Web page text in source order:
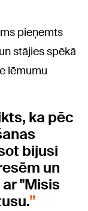
pieņemts
stājies spēkā
lēmumu
ka pēc
bijusi
un
"Misis